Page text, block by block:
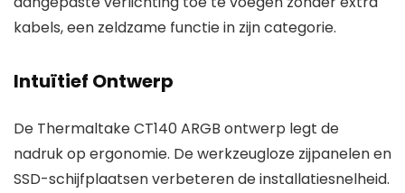
kabels, een zeldzame functie in zijn categorie.
Intuïtief Ontwerp
De Thermaltake CT140 ARGB ontwerp legt de
nadruk op ergonomie. De werkzeugloze zijpanelen en
SSD-schijfplaatsen verbeteren de installatiesnelheid.